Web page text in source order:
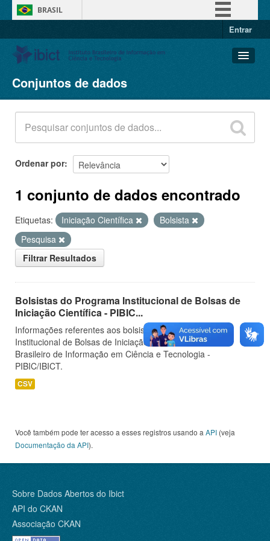
BRASIL
Entrar
Conjuntos de dados
Organizações
Grupos
Sobre
Conjuntos de dados
Ordenar por
1 conjunto de dados encontrado
Etiquetas: Iniciação Científica
Bolsista
Pesquisa
Filtrar Resultados
Bolsistas do Programa Institucional de Bolsas de
Iniciação Científica - PIBIC...
Informações referentes aos bolsistas do Programa
Institucional de Bolsas de Iniciação Científica do Instituto
Brasileiro de Informação em Ciência e Tecnologia -
PIBIC/IBICT.
CSV
Você também pode ter acesso a esses registros usando a API (veja
Documentação da API).
Sobre Dados Abertos do Ibict
API do CKAN
Associação CKAN